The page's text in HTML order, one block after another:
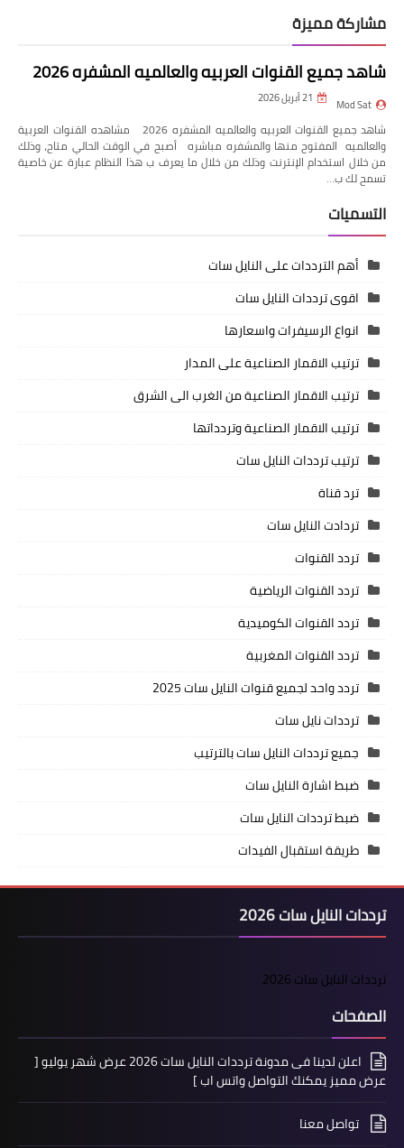
مشاركة مميزة
شاهد جميع القنوات العربيه والعالميه المشفره 2026
Mod Sat 21 أبريل 2026
شاهد جميع القنوات العربيه والعالميه المشفره 2026 مشاهده القنوات العربية
والعالميه المفتوح منها والمشفره مباشره أصبح في الوقت الحالي متاح، وذلك
من خلال استخدام الإنترنت وذلك من خلال ما يعرف ب هذا النظام عبارة عن خاصية
تسمح لك ب…
التسميات
أهم الترددات على النايل سات
اقوى ترددات النايل سات
انواع الرسيفرات واسعارها
ترتيب الاقمار الصناعية على المدار
ترتيب الاقمار الصناعية من الغرب الى الشرق
ترتيب الاقمار الصناعية وتردداتها
ترتيب ترددات النايل سات
ترد قناة
تردادت النايل سات
تردد القنوات
تردد القنوات الرياضية
تردد القنوات الكوميدية
تردد القنوات المغربية
تردد واحد لجميع قنوات النايل سات 2025
ترددات نايل سات
جميع ترددات النايل سات بالترتيب
ضبط اشارة النايل سات
ضبط ترددات النايل سات
طريقة استقبال الفيدات
ترددات النايل سات 2026
ترددات النايل سات 2026
الصفحات
اعلن لدينا فى مدونة ترددات النايل سات 2026 عرض شهر يوليو [
عرض مميز يمكنك التواصل واتس اب ]
تواصل معنا